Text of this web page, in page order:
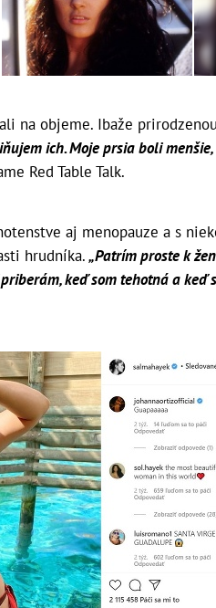
na objeme. Ibaže
ich. Moje prsia boli
Red Table Talk.
aj menopauze a s
hrudníka.„Patrímproste k
keď som tehotná a keď